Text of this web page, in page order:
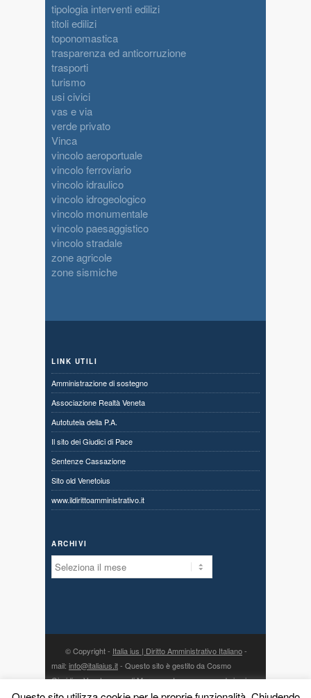
tipologia interventi edilizi
titoli edilizi
toponomastica
trasparenza ed anticorruzione
trasporti
turismo
usi civici
vas e via
verde privato
Vinca
vincolo aeroportuale
vincolo ferroviario
vincolo idraulico
vincolo idrogeologico
vincolo monumentale
vincolo paesaggistico
vincolo stradale
zone agricole
zone sismiche
LINK UTILI
Amministrazione di sostegno
Associazione Realtà Veneta
Autotutela della P.A.
Il sito dei Giudici di Pace
Sentenze Cassazione
Sito old Venetoius
www.ildirittoamministrativo.it
ARCHIVI
Archivi
© Copyright - Italia ius | Diritto Amministrativo Italiano-
mail: info@italiaius.it- Questo sito è gestito da Cosmo
Giuridico Veneto s.a.s. di Marangon Ivonne, con sede in via
Centro 80, fraz. Priabona 36030 Monte di Malo (VI) - P. IVA